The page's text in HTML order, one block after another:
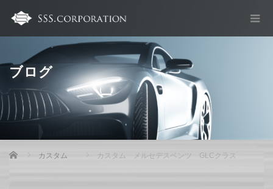
ブログ
Home カスタム カスタム メルセデスベンツ GLCクラス